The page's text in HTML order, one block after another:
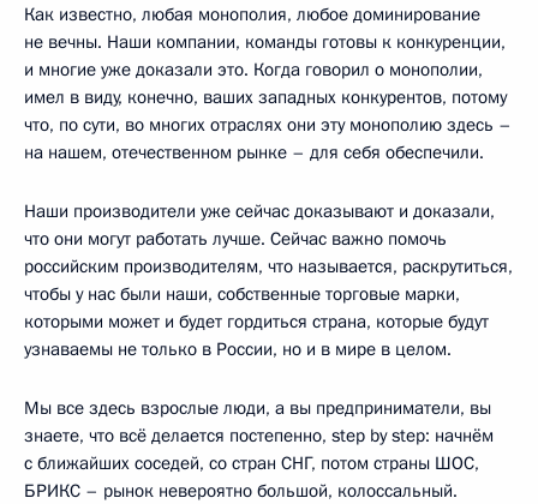
Как известно, любая монополия, любое доминирование
не вечны. Наши компании, команды готовы к конкуренции,
и многие уже доказали это. Когда говорил о монополии,
имел в виду, конечно, ваших западных конкурентов, потому
что, по сути, во многих отраслях они эту монополию здесь –
на нашем, отечественном рынке – для себя обеспечили.
Наши производители уже сейчас доказывают и доказали,
что они могут работать лучше. Сейчас важно помочь
российским производителям, что называется, раскрутиться,
чтобы у нас были наши, собственные торговые марки,
которыми может и будет гордиться страна, которые будут
узнаваемы не только в России, но и в мире в целом.
Мы все здесь взрослые люди, а вы предприниматели, вы
знаете, что всё делается постепенно, step by step: начнём
с ближайших соседей, со стран СНГ, потом страны ШОС,
БРИКС – рынок невероятно большой, колоссальный.